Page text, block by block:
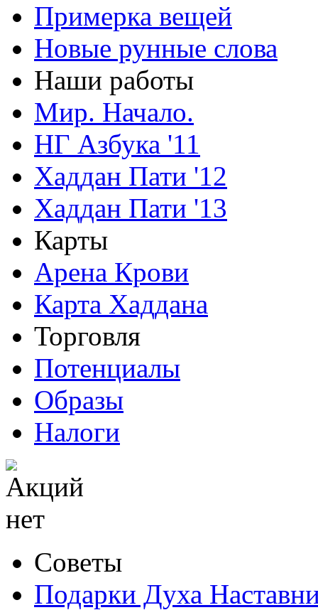
Примерка вещей
Новые рунные слова
Наши работы
Мир. Начало.
НГ Азбука '11
Хаддан Пати '12
Хаддан Пати '13
Карты
Арена Крови
Карта Хаддана
Торговля
Потенциалы
Образы
Налоги
Советы
Подарки Духа